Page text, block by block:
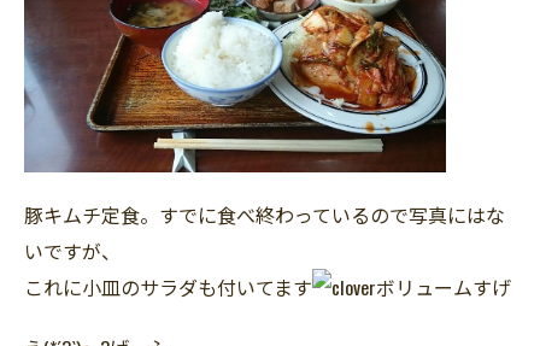
豚キムチ定食。すでに食べ終わっているので写真にはな
いですが、
これに小皿のサラダも付いてます
ボリュームすげ